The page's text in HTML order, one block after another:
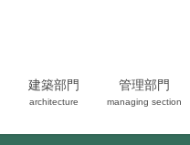
建築部門
architecture
管理部門
managing section